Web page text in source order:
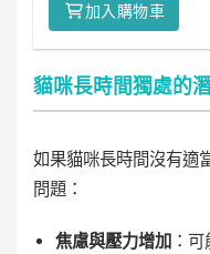
加入購物車
貓咪長時間獨處的
如果貓咪長時間沒有適
問題：
焦慮與壓力增加 ：